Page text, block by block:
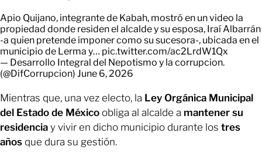
Apio Quijano, integrante de Kabah, mostró en un video la
propiedad donde residen el alcalde y su esposa, Iraí Albarrán
-a quien pretende imponer como su sucesora-, ubicada en el
municipio de Lerma y… pic.twitter.com/ac2LrdW1Qx
— Desarrollo Integral del Nepotismo y la corrupcion.
(@DifCorrupcion) June 6, 2026
Mientras que, una vez electo, la Ley Orgánica Municipal
del Estado de México obliga al alcalde a mantener su
residencia y vivir en dicho municipio durante los tres
años que dura su gestión.